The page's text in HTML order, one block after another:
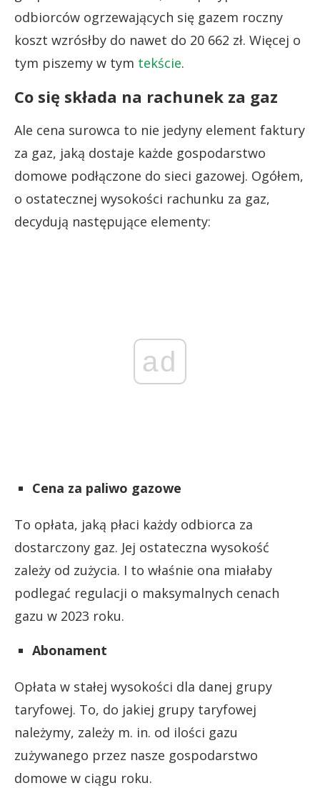
odbiorców ogrzewających się gazem roczny
koszt wzrósłby do nawet do 20 662 zł. Więcej o
tym piszemy w tym tekście.
Co się składa na rachunek za gaz
Ale cena surowca to nie jedyny element faktury
za gaz, jaką dostaje każde gospodarstwo
domowe podłączone do sieci gazowej. Ogółem,
o ostatecznej wysokości rachunku za gaz,
decydują następujące elementy:
ad
Cena za paliwo gazowe
To opłata, jaką płaci każdy odbiorca za
dostarczony gaz. Jej ostateczna wysokość
zależy od zużycia. I to właśnie ona miałaby
podlegać regulacji o maksymalnych cenach
gazu w 2023 roku.
Abonament
Opłata w stałej wysokości dla danej grupy
taryfowej. To, do jakiej grupy taryfowej
należymy, zależy m. in. od ilości gazu
zużywanego przez nasze gospodarstwo
domowe w ciągu roku.